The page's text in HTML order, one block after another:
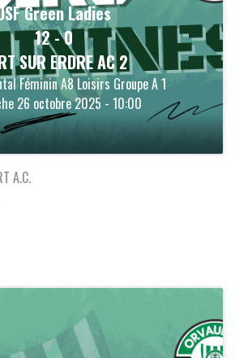
Green Ladies
12-0
SUR ERDRE AC 2
Féminin A8 Loisirs Groupe A 1
26 octobre 2025 - 10:00
A.C.